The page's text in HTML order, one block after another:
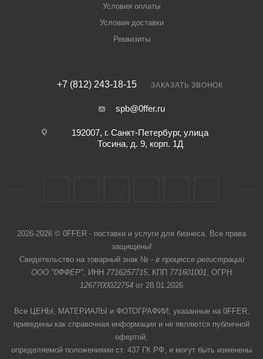
Условия оплаты
Условия доставки
Реквизиты
+7 (812) 243-18-15 ЗАКАЗАТЬ ЗВОНОК
spb@0ffer.ru
192007, г. Санкт-Петербург, улица
Тосина, д. 9, корп. 1Д
2026-2026 © 0FFER - поставки и услуги для бизнеса. Все права
защищены!
Свидетельство на товарный знак № - в процессе регистрации
ООО "0ФФЕР", ИНН 7716257715, КПП 771601001, ОГРН
1267700022754 от 28.01.2026
Все ЦЕНЫ, МАТЕРИАЛЫ и ФОТОГРАФИИ, указанные на 0FFER,
приведены как справочная информация и не являются публичной
офертой,
определяемой положениями ст. 437 ГК РФ, и могут быть изменены